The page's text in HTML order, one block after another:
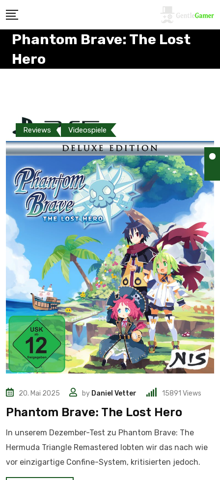
Phantom Brave: The Lost
Hero
Reviews Videospiele
20. Mai 2025 by Daniel Vetter 15891 Views
Phantom Brave: The Lost Hero
In unserem Dezember-Test zu Phantom Brave: The
Hermuda Triangle Remastered lobten wir das nach wie
vor einzigartige Confine-System, kritisierten jedoch.